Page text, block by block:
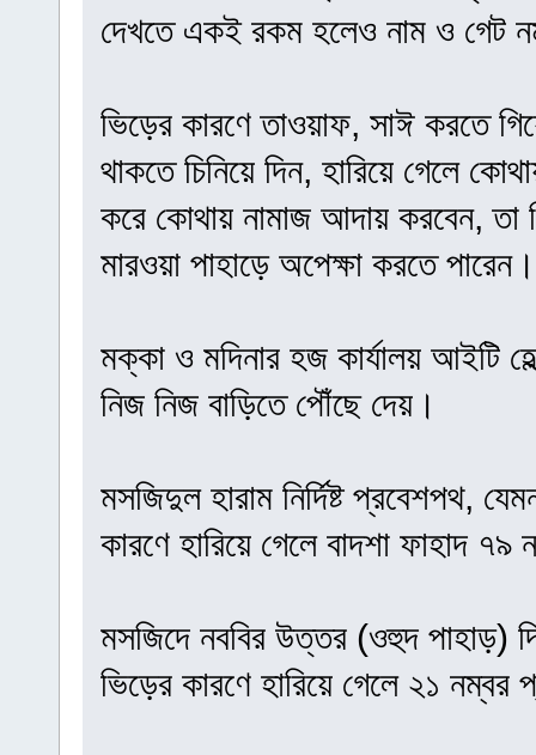
দেখতে একই রকম হলেও নাম ও গেট
ভিড়ের কারণে তাওয়াফ, সাঈ করতে
থাকতে চিনিয়ে দিন, হারিয়ে গেলে
করে কোথায় নামাজ আদায় করবেন, তা
মারওয়া পাহাড়ে অপেক্ষা করতে পারেন।
মক্কা ও মদিনার হজ কার্যালয় আইটি
নিজ নিজ বাড়িতে পৌঁছে দেয়।
মসজিদুল হারাম নির্দিষ্ট প্রবেশপথ,
কারণে হারিয়ে গেলে বাদশা ফাহাদ
মসজিদে নববির উত্তর (ওহুদ পাহাড়)
ভিড়ের কারণে হারিয়ে গেলে ২১